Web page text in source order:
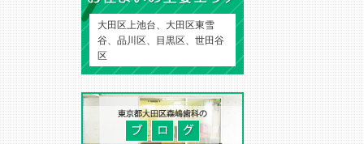
大田区上池台、大田区東雪
谷、品川区、目黒区、世田谷
区